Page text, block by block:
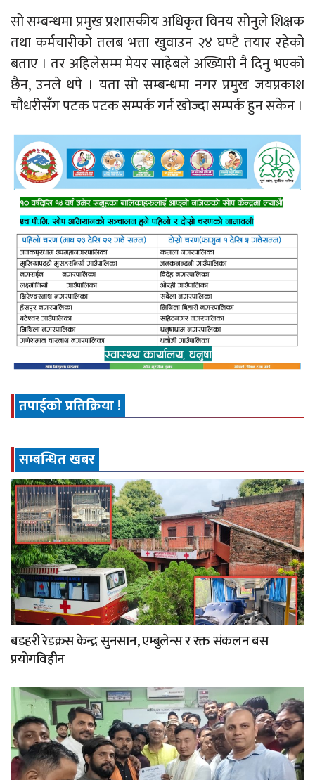
सो सम्बन्धमा प्रमुख प्रशासकीय अधिकृत विनय सोनुले शिक्षक
तथा कर्मचारीको तलब भत्ता खुवाउन २४ घण्टै तयार रहेको
बताए । तर अहिलेसम्म मेयर साहेबले अख्यिारी नै दिनु भएको
छैन, उनले थपे । यता सो सम्बन्धमा नगर प्रमुख जयप्रकाश
चौधरीसँग पटक पटक सम्पर्क गर्न खोज्दा सम्पर्क हुन सकेन ।
तपाईको प्रतिक्रिया !
सम्बन्धित खबर
बडहरी रेडक्रस केन्द्र सुनसान, एम्बुलेन्स र रक्त संकलन बस
प्रयोगविहीन